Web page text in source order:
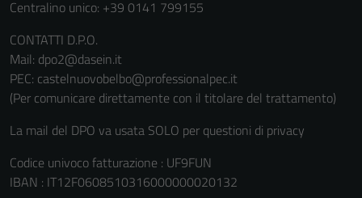
Centralino unico: +39 0141 799155
CONTATTI D.P.O.
Mail: dpo2@dasein.it
PEC: castelnuovobelbo@professionalpec.it
(Per comunicare direttamente con il titolare del trattamento)
La mail del DPO va usata SOLO per questioni di privacy
Codice univoco fatturazione : UF9FUN
IBAN : IT12F0608510316000000020132